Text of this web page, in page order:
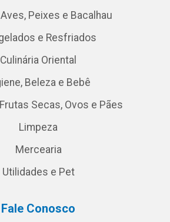
Peixes e Bacalhau
e Resfriados
Culinária Oriental
Beleza e Bebê
Secas, Ovos e Pães
Limpeza
Mercearia
Utilidades e Pet
Fale Conosco